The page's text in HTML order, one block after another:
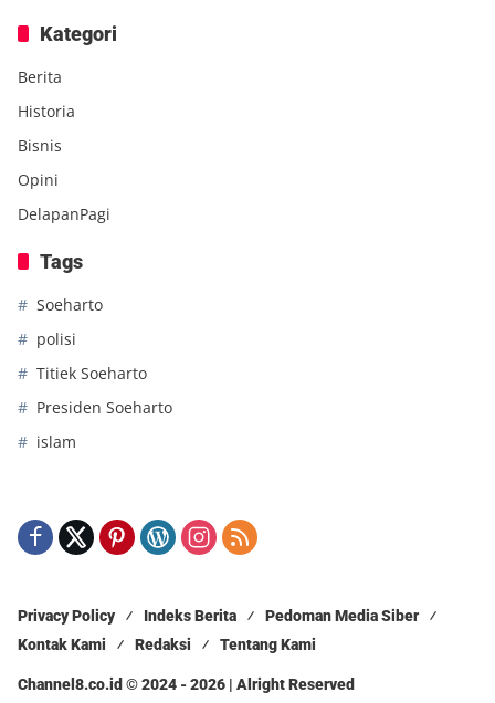
Kategori
Berita
Historia
Bisnis
Opini
DelapanPagi
Tags
Soeharto
polisi
Titiek Soeharto
Presiden Soeharto
islam
Privacy Policy Indeks Berita
Pedoman Media Siber
Kontak Kami
Redaksi Tentang Kami
Channel8.co.id © 2024 - 2026 | Alright Reserved